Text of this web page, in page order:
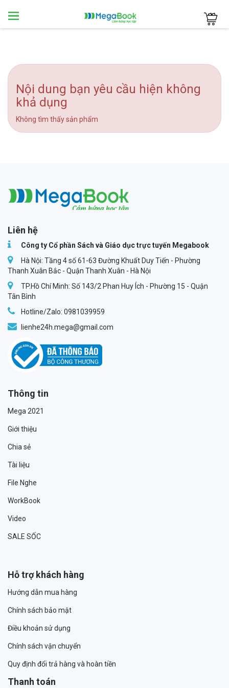
Megabook
Nội dung bạn yêu cầu hiện không
khả dụng
Không tìm thấy sản phẩm
Liên hệ
Công ty Cổ phần Sách và Giáo dục trực tuyến Megabook
Hà Nội: Tầng 4 số 61-63 Đường Khuất Duy Tiến - Phường
Thanh Xuân Bắc - Quận Thanh Xuân - Hà Nội
TP.Hồ Chí Minh: Số 143/2 Phan Huy Ích - Phường 15 - Quận
Tân Bình
Hotline/Zalo: 0981039959
lienhe24h.mega@gmail.com
Thông tin
Mega 2021
Giới thiệu
Chia sẻ
Tài liệu
File Nghe
WorkBook
Video
SALE SỐC
Hỗ trợ khách hàng
Hướng dẫn mua hàng
Chính sách bảo mật
Điều khoản sử dụng
Chính sách vận chuyển
Quy định đổi trả hàng và hoàn tiền
Thanh toán